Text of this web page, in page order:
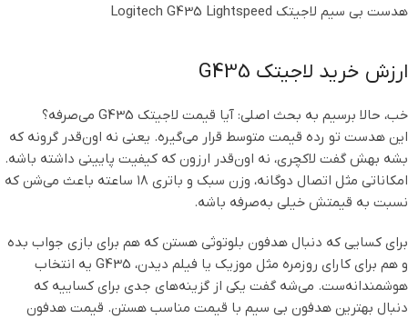
هدست بی سیم لاجیتک Logitech G435 Lightspeed
ارزش خرید لاجیتک G435
خب، حالا برسیم به بحث اصلی: آیا قیمت لاجیتک G435 می‌صرفه؟
این هدست تو رده قیمت متوسط قرار می‌گیره. یعنی نه اون‌قدر گرونه که
بشه بهش گفت لاکچری، نه اون‌قدر ارزون که کیفیت پایینی داشته باشه.
امکاناتی مثل اتصال دوگانه، وزن سبک و باتری ۱۸ ساعته باعث می‌شن که
نسبت به قیمتش خیلی به‌صرفه باشه.
برای کسایی که دنبال هدفون بلوتوثی هستن که هم برای بازی جواب بده
و هم برای کارای روزمره مثل موزیک یا فیلم دیدن، G435 یه انتخاب
هوشمندانه‌ست. می‌شه گفت یکی از گزینه‌های جدی برای کساییه که
دنبال بهترین هدفون بی سیم با قیمت مناسب هستن. قیمت هدفون